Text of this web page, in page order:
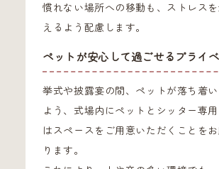
慣れない場所への移動も、ストレス
えるよう配慮します。
ペットが安心して過ごせるプライ
挙式や披露宴の間、ペットが落ち着
よう、式場内にペットとシッター専
はスペースをご用意いただくことを
ります。